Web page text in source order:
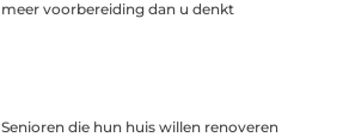
meer voorbereiding dan u denkt
Senioren die hun huis willen renoveren